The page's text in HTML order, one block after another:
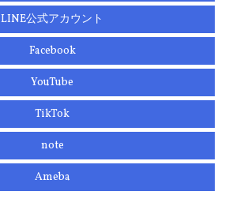
LINE公式アカウント
Facebook
YouTube
TikTok
note
Ameba